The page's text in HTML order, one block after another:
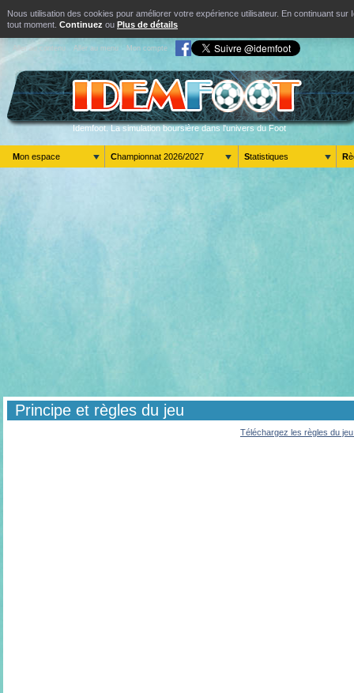
Nous utilisation des cookies pour améliorer votre expérience utilisateur. En continuant
tout moment. Continuez ou Plus de détails
Aller au contenu Aller au menu Mon compte
Idemfoot. La simulation boursière dans l'univers du Foot
Mon espace Championnat 2026/2027 Statistiques
Principe et règles du jeu
Téléchargez les règles du